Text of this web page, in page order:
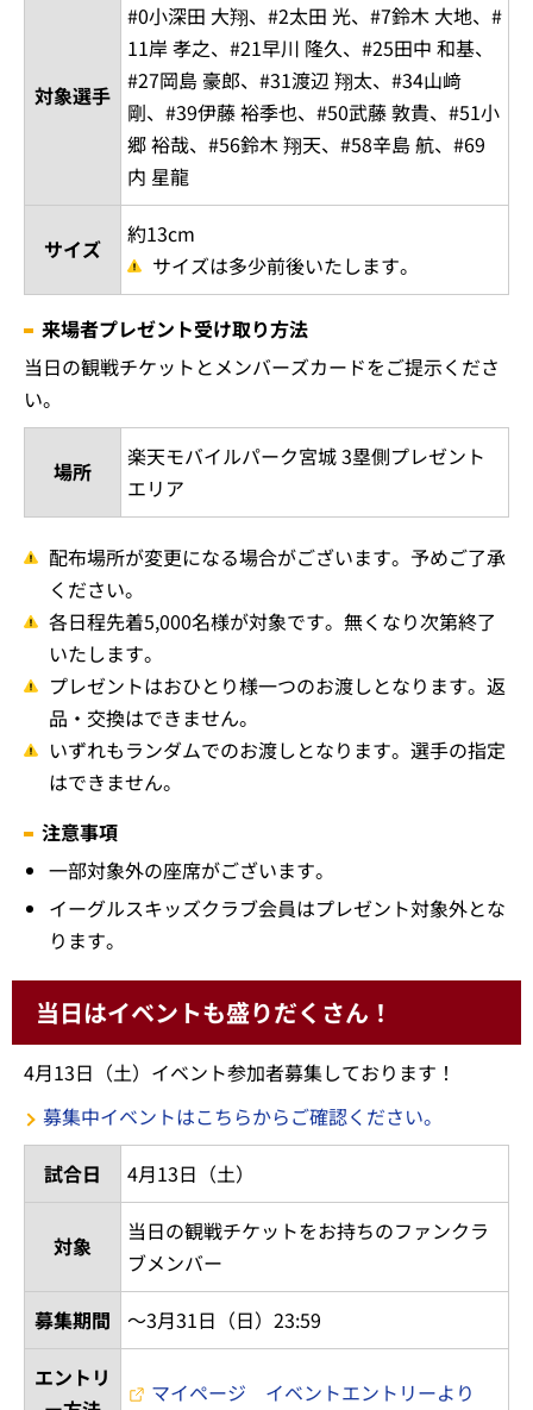
対象選手
#0小深田 大翔、#2太田 光、#7鈴木 大地、#
11岸 孝之、#21早川 隆久、#25田中 和基、
#27岡島 豪郎、#31渡辺 翔太、#34山﨑
剛、#39伊藤 裕季也、#50武藤 敦貴、#51小
郷 裕哉、#56鈴木 翔天、#58辛島 航、#69
内 星龍
サイズ
約13cm
サイズは多少前後いたします。
来場者プレゼント受け取り方法
当日の観戦チケットとメンバーズカードをご提示くださ
い。
場所
楽天モバイルパーク宮城 3塁側プレゼント
エリア
配布場所が変更になる場合がございます。予めご了承
ください。
各日程先着5,000名様が対象です。無くなり次第終了
いたします。
プレゼントはおひとり様一つのお渡しとなります。返
品・交換はできません。
いずれもランダムでのお渡しとなります。選手の指定
はできません。
注意事項
一部対象外の座席がございます。
イーグルスキッズクラブ会員はプレゼント対象外とな
ります。
当日はイベントも盛りだくさん！
4月13日（土）イベント参加者募集しております！
募集中イベントはこちらからご確認ください。
試合日
4月13日（土）
対象
当日の観戦チケットをお持ちのファンクラ
ブメンバー
募集期間
～3月31日（日）23:59
エントリ
マイページ イベントエントリーより